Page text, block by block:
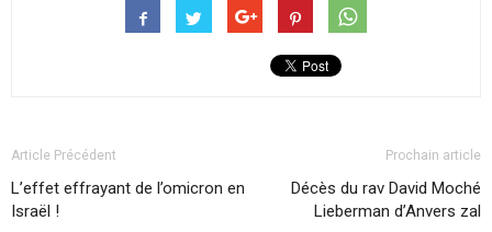
Article Précédent
L’effet effrayant de l’omicron en
Israël !
Prochain article
Décès du rav David Moché
Lieberman d’Anvers zal